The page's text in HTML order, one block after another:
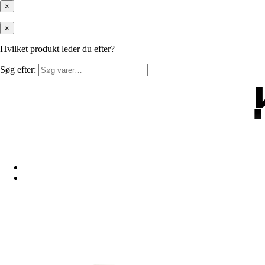
×
×
Hvilket produkt leder du efter?
Søg efter: